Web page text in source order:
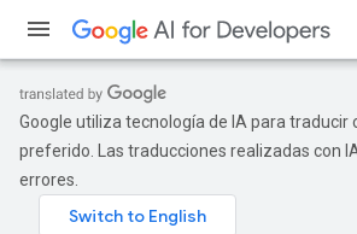
Google utiliza tecnología de IA para traducir
preferido. Las traducciones realizadas con
errores.